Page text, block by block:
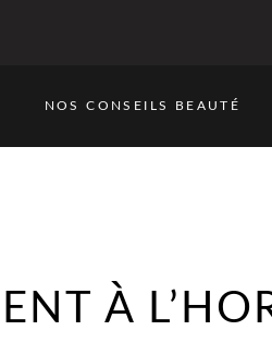
NOS CONSEILS BEAUTÉ
À